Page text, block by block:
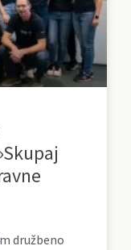
družbeno